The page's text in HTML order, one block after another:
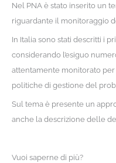
Nel PNA è stato inserito un
riguardante il monitoraggio
In Italia sono stati descritti i
considerando l’esiguo
attentamente monitorato per
politiche di gestione del
Sul tema è presente un
anche la descrizione delle
Vuoi saperne di più?